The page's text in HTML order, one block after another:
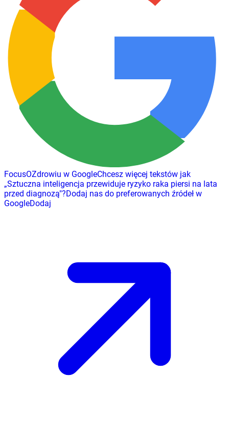
FocusOZdrowiu w GoogleChcesz więcej tekstów jak
„Sztuczna inteligencja przewiduje ryzyko raka piersi na lata
przed diagnozą"?Dodaj nas do preferowanych źródeł w
GoogleDodaj